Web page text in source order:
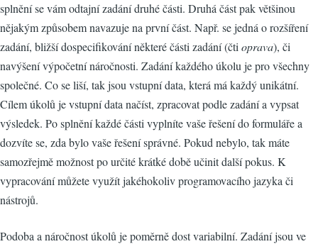
splnění se vám odtajní zadání druhé části. Druhá část pak většinou
nějakým způsobem navazuje na první část. Např. se jedná o rozšíření
zadání, bližší dospecifikování některé části zadání (čti oprava), či
navýšení výpočetní náročnosti. Zadání každého úkolu je pro všechny
společné. Co se liší, tak jsou vstupní data, která má každý unikátní.
Cílem úkolů je vstupní data načíst, zpracovat podle zadání a vypsat
výsledek. Po splnění každé části vyplníte vaše řešení do formuláře a
dozvíte se, zda bylo vaše řešení správné. Pokud nebylo, tak máte
samozřejmě možnost po určité krátké době učinit další pokus. K
vypracování můžete využít jakéhokoliv programovacího jazyka či
nástrojů.
Podoba a náročnost úkolů je poměrně dost variabilní. Zadání jsou ve